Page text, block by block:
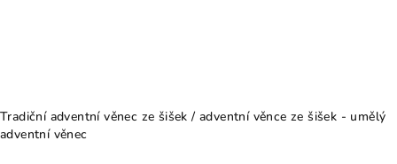
Tradiční adventní věnec ze šišek / adventní věnce ze šišek - umělý
adventní věnec